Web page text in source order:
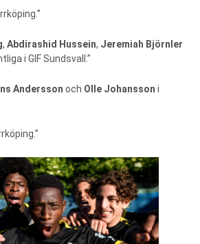
, Abdirashid Hussein, Jeremiah Björnler
i GIF Sundsvall.”
Andersson och Olle Johansson i